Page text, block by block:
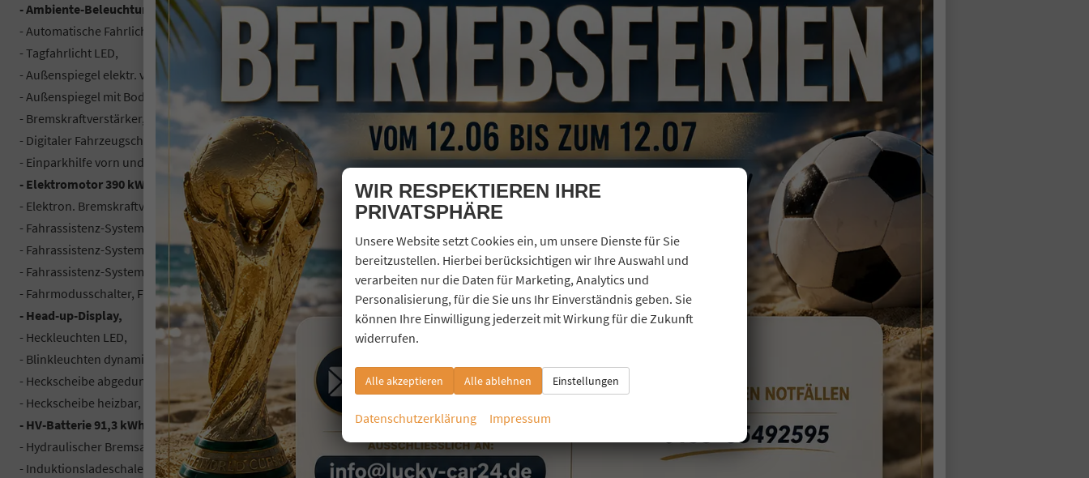
- Ambiente-Beleuchtung,
- Automatische Fahrlichtschaltung mit Leaving Home / Coming-Home-Lichtfunktion,
- Tagfahrlicht LED,
- Außenspiegel elektr. verstell-, heiz- und anklappbar,
- Außenspiegel mit Bodenbeleuchtung,
- Bremskraftverstärker,
- Digitaler Fahrzeugschlüssel im Smartphone,
- Einparkhilfe vorn und hinten,
- Elektromotor 390 kW (cont. 145 kW),
- Elektron. Bremskraftverteiler (EBD),
- Fahrassistenz-System: Auspark-Assistent,
- Fahrassistenz-System: Notfall-Spurhalteassistent (Emergency Lane Keeping, ELK),
- Fahrassistenz-System: Spurverlassenswarnung,
- Fahrmodusschalter, Frontscheibe mit Wärmeschutzverglasung, UV-Schutz und Geräuschdämmung,
- Head-up-Display,
- Heckleuchten LED,
- Blinkleuchten dynamisch,
- Heckscheibe abgedunkelt,
- Heckscheibe heizbar,
- HV-Batterie 91,3 kWh,
- Hydraulischer Bremsassistent (HBA),
- Induktionsladeschale für Smartphone,
WIR RESPEKTIEREN IHRE
PRIVATSPHÄRE
Unsere Website setzt Cookies ein, um unsere Dienste für Sie
bereitzustellen. Hierbei berücksichtigen wir Ihre Auswahl und
verarbeiten nur die Daten für Marketing, Analytics und
Personalisierung, für die Sie uns Ihr Einverständnis geben. Sie
können Ihre Einwilligung jederzeit mit Wirkung für die Zukunft
widerrufen.
Alle akzeptieren Alle ablehnen Einstellungen
Datenschutzerklärung Impressum